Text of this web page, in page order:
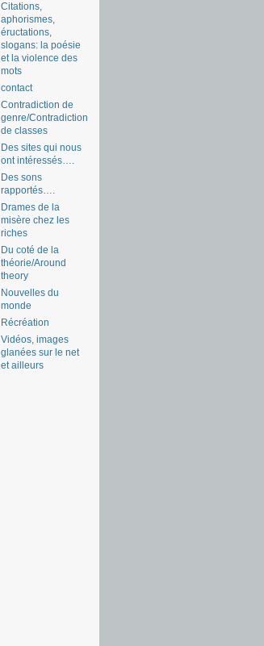
Citations,
aphorismes,
éructations,
slogans: la poésie
et la violence des
mots
contact
Contradiction de
genre/Contradiction
de classes
Des sites qui nous
ont intéressés….
Des sons
rapportés….
Drames de la
misère chez les
riches
Du coté de la
théorie/Around
theory
Nouvelles du
monde
Récréation
Vidéos, images
glanées sur le net
et ailleurs